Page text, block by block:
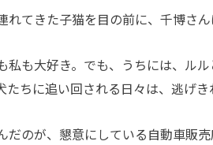
れてきた子猫を目の前に、千博さん
私も大好き。でも、うちには、ル
たちに追い回される日々は、逃げ
だのが、懇意にしている自動車販